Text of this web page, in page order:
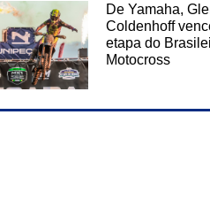
De Yamaha,
Coldenhoff
etapa do
Motocross